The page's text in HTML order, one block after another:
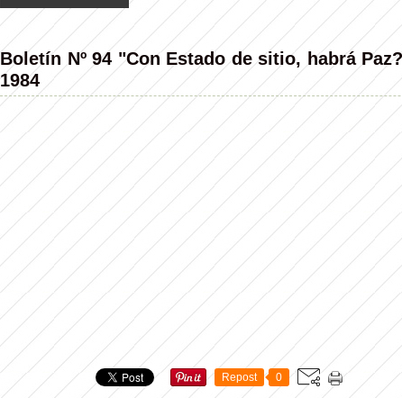
Boletín Nº 94 "Con Estado de sitio, habrá
1984
Repost 0